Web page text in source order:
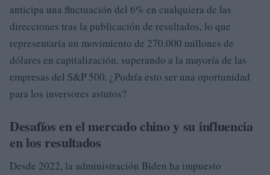
anticipa una fluctuación del 6% en cualquiera de las
direcciones tras la publicación de resultados, lo que
representaría un movimiento de 270.000 millones de
dólares en capitalización, superando a la mayoría de las
empresas del S&P 500. ¿Podría esto ser una oportunidad
para los inversores astutos?
Desafíos en el mercado chino y su influencia
en los resultados
Desde 2022, la administración Biden ha impuesto